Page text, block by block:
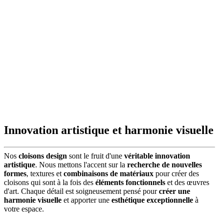
Innovation artistique et harmonie visuelle
Nos cloisons design sont le fruit d'une véritable innovation
artistique. Nous mettons l'accent sur la recherche de nouvelles
formes, textures et combinaisons de matériaux pour créer des
cloisons qui sont à la fois des éléments fonctionnels et des œuvres
d'art. Chaque détail est soigneusement pensé pourcréer une
harmonie visuelle et apporter une esthétique exceptionnelle à
votre espace.